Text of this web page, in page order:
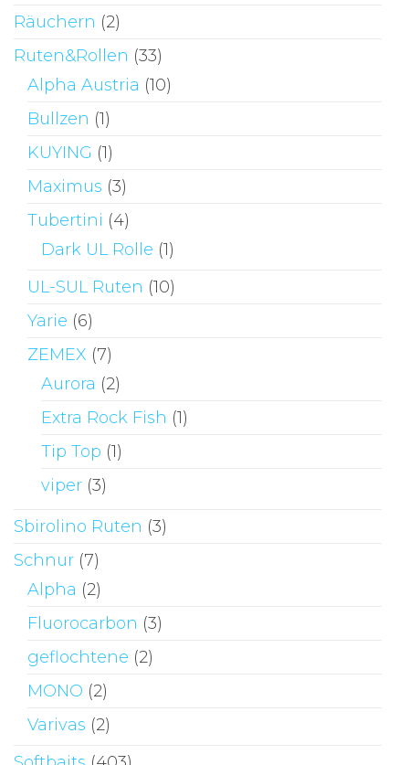
Räuchern (2)
Ruten&Rollen (33)
Alpha Austria (10)
Bullzen (1)
KUYING (1)
Maximus (3)
Tubertini (4)
Dark UL Rolle (1)
UL-SUL Ruten (10)
Yarie (6)
ZEMEX (7)
Aurora (2)
Extra Rock Fish (1)
Tip Top (1)
viper (3)
Sbirolino Ruten (3)
Schnur (7)
Alpha (2)
Fluorocarbon (3)
geflochtene (2)
MONO (2)
Varivas (2)